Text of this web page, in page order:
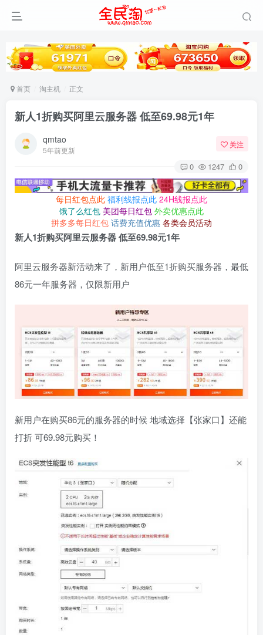
首页 淘主机 正文
新人1折购买阿里云服务器 低至69.98元1年
qmtao
5年前更新
关注
0 1247 0
每日红包点此 福利线报点此 24H线报点此
饿了么红包 美团每日红包 外卖优惠点此
拼多多每日红包 话费充值优惠 各类会员活动
新人1折购买阿里云服务器 低至69.98元1年
阿里云服务器新活动来了，新用户低至1折购买服务器，最低
86元一年服务器，仅限新用户
新用户在购买86元的服务器的时候 地域选择【张家口】还能
打折 可69.98元购买！